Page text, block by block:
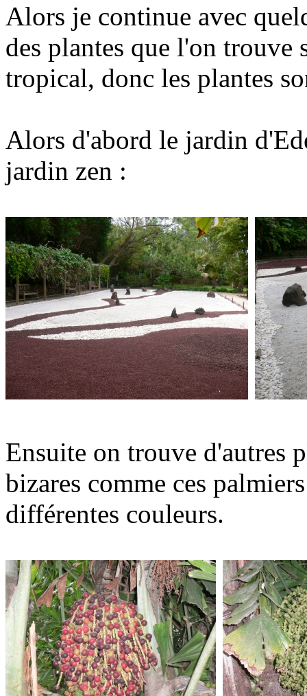
Alors je continue avec
des plantes que l'on
tropical, donc les plantes
Alors d'abord le jardin
jardin zen :
Ensuite on trouve d'autres
bizares comme ces
différentes couleurs.